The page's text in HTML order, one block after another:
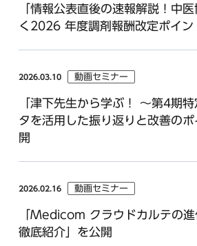
「情報公表直後の速報解説！中
く2026 年度調剤報酬改定ポイン
2026.03.10 動画セミナー
「津下先生から学ぶ！ ～第4期
タを活用した振り返りと改善の
開
2026.02.16 動画セミナー
「Medicom クラウドカルテの
徹底紹介」を公開